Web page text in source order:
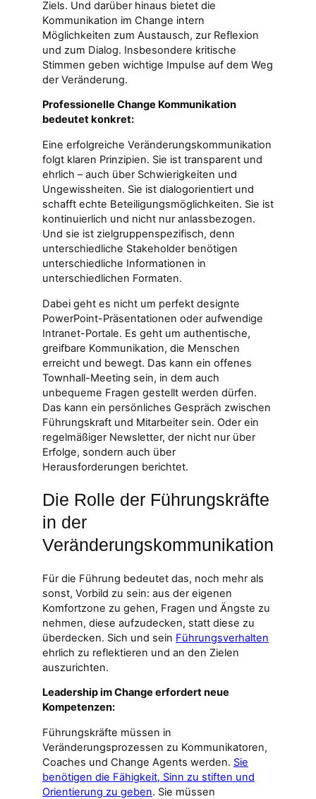
Ziels. Und darüber hinaus bietet die
Kommunikation im Change intern
Möglichkeiten zum Austausch, zur Reflexion
und zum Dialog. Insbesondere kritische
Stimmen geben wichtige Impulse auf dem Weg
der Veränderung.
Professionelle Change Kommunikation
bedeutet konkret:
Eine erfolgreiche Veränderungskommunikation
folgt klaren Prinzipien. Sie ist transparent und
ehrlich – auch über Schwierigkeiten und
Ungewissheiten. Sie ist dialogorientiert und
schafft echte Beteiligungsmöglichkeiten. Sie ist
kontinuierlich und nicht nur anlassbezogen.
Und sie ist zielgruppenspezifisch, denn
unterschiedliche Stakeholder benötigen
unterschiedliche Informationen in
unterschiedlichen Formaten.
Dabei geht es nicht um perfekt designte
PowerPoint-Präsentationen oder aufwendige
Intranet-Portale. Es geht um authentische,
greifbare Kommunikation, die Menschen
erreicht und bewegt. Das kann ein offenes
Townhall-Meeting sein, in dem auch
unbequeme Fragen gestellt werden dürfen.
Das kann ein persönliches Gespräch zwischen
Führungskraft und Mitarbeiter sein. Oder ein
regelmäßiger Newsletter, der nicht nur über
Erfolge, sondern auch über
Herausforderungen berichtet.
Die Rolle der Führungskräfte
in der
Veränderungskommunikation
Für die Führung bedeutet das, noch mehr als
sonst, Vorbild zu sein: aus der eigenen
Komfortzone zu gehen, Fragen und Ängste zu
nehmen, diese aufzudecken, statt diese zu
überdecken. Sich und sein Führungsverhalten
ehrlich zu reflektieren und an den Zielen
auszurichten.
Leadership im Change erfordert neue
Kompetenzen:
Führungskräfte müssen in
Veränderungsprozessen zu Kommunikatoren,
Coaches und Change Agents werden. Sie
benötigen die Fähigkeit, Sinn zu stiften und
Orientierung zu geben. Sie müssen